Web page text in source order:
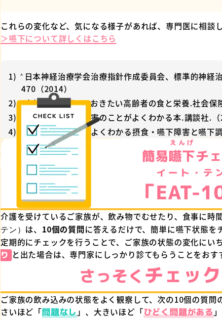
これらの変化など、気になる様子があれば、専門医に相談
＞嚥下について詳しくはこちら
^ 日本神経治療学会治療指針作成委員会、標準的神
470（2014）
^ 中村育子、知っておきたい高齢者の食と栄養.社会保
藤島一郎、嚥下障害のことがよくわかる本.講談社.（
栢下淳、イチからよくわかる摂食・嚥下障害と嚥下
簡易嚥下
えんげ
チ
「EAT-
イート・テ
介護を受けているご家族が、飲み物でむせたり、食事に時
テン） は、 10個の質問に答えるだけで、簡単に嚥下状態を
定期的にチェックを行うことで、ご家族の状態の変化にい
り と出た場合は、専門家にしっかり診てもらうことをおす
さっそく チェック
ご家族の飲み込みの状態をよく観察して、次の10個の質
さいほど「問題なし」、大きいほど「ひどく問題がある